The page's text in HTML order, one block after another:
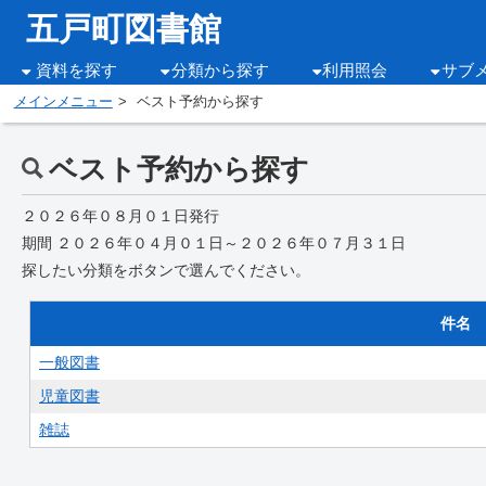
五戸町図書館
資料を探す 分類から探す 利用照会 サブ
メインメニュー ベスト予約から探す
ベスト予約から探す
２０２６年０８月０１日発行
期間 ２０２６年０４月０１日～２０２６年０７月３１日
探したい分類をボタンで選んでください。
件名
一般図書
児童図書
雑誌